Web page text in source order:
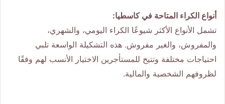
أنواع الكراء المتاحة في كاسطيا:
تشمل الأنواع الأكثر شيوعًا الكراء اليومي، والشهري،
والمفروش، والغير مفروش. هذه التشكيلة الواسعة تلبي
احتياجات مختلفة وتتيح للمستأجرين الاختيار الأنسب لهم وفقًا
لظروفهم الشخصية والمالية.